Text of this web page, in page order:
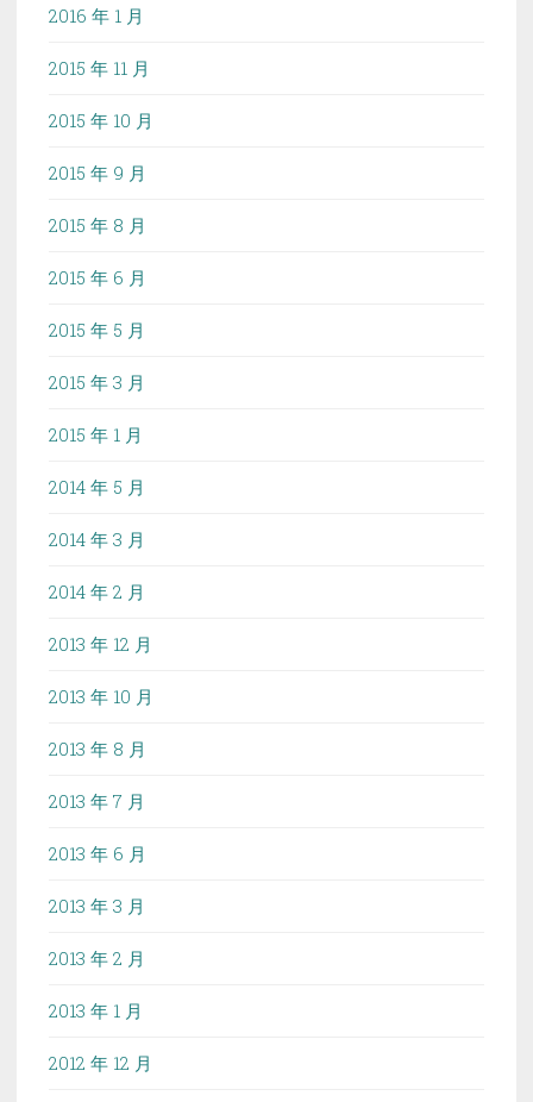
2016 年 1 月
2015 年 11 月
2015 年 10 月
2015 年 9 月
2015 年 8 月
2015 年 6 月
2015 年 5 月
2015 年 3 月
2015 年 1 月
2014 年 5 月
2014 年 3 月
2014 年 2 月
2013 年 12 月
2013 年 10 月
2013 年 8 月
2013 年 7 月
2013 年 6 月
2013 年 3 月
2013 年 2 月
2013 年 1 月
2012 年 12 月